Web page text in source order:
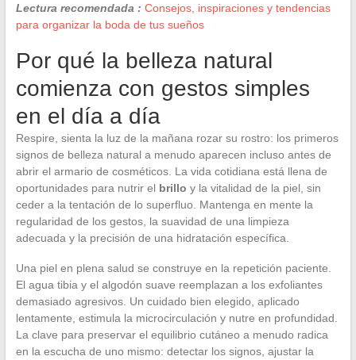
Lectura recomendada : Consejos, inspiraciones y tendencias
para organizar la boda de tus sueños
Por qué la belleza natural
comienza con gestos simples
en el día a día
Respire, sienta la luz de la mañana rozar su rostro: los primeros
signos de belleza natural a menudo aparecen incluso antes de
abrir el armario de cosméticos. La vida cotidiana está llena de
oportunidades para nutrir el brillo y la vitalidad de la piel, sin
ceder a la tentación de lo superfluo. Mantenga en mente la
regularidad de los gestos, la suavidad de una limpieza
adecuada y la precisión de una hidratación específica.
Una piel en plena salud se construye en la repetición paciente.
El agua tibia y el algodón suave reemplazan a los exfoliantes
demasiado agresivos. Un cuidado bien elegido, aplicado
lentamente, estimula la microcirculación y nutre en profundidad.
La clave para preservar el equilibrio cutáneo a menudo radica
en la escucha de uno mismo: detectar los signos, ajustar la